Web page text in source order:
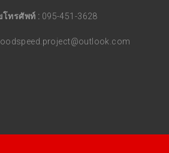
โทรศัพท์ : 095-451-3628